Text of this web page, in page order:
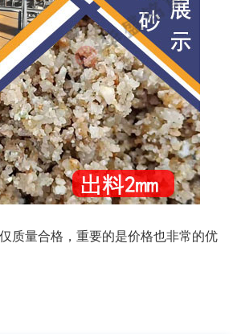
质量合格，重要的是价格也非常的优